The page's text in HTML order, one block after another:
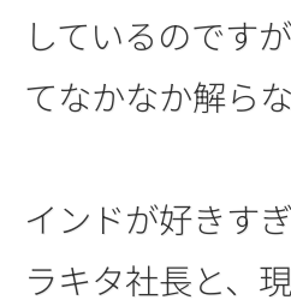
しているのです
てなかなか解ら
インドが好きす
ラキタ社長と、